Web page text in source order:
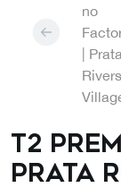
T2
Prata